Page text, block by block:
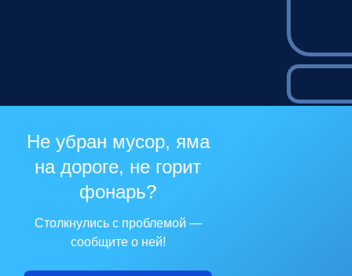
Не убран мусор, яма
на дороге, не горит
фонарь?
Столкнулись с проблемой —
сообщите о ней!